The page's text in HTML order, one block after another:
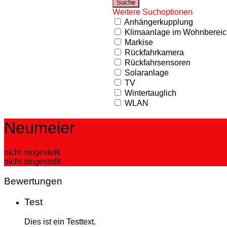
Weitere Suchoptionen
Anhängerkupplung
Klimaanlage im
Markise
Rückfahrkamera
Rückfahrsensoren
Solaranlage
TV
Wintertauglich
WLAN
Neumeier
nicht eingestellt
nicht eingestellt
Bewertungen
Test
Dies ist ein Testtext.